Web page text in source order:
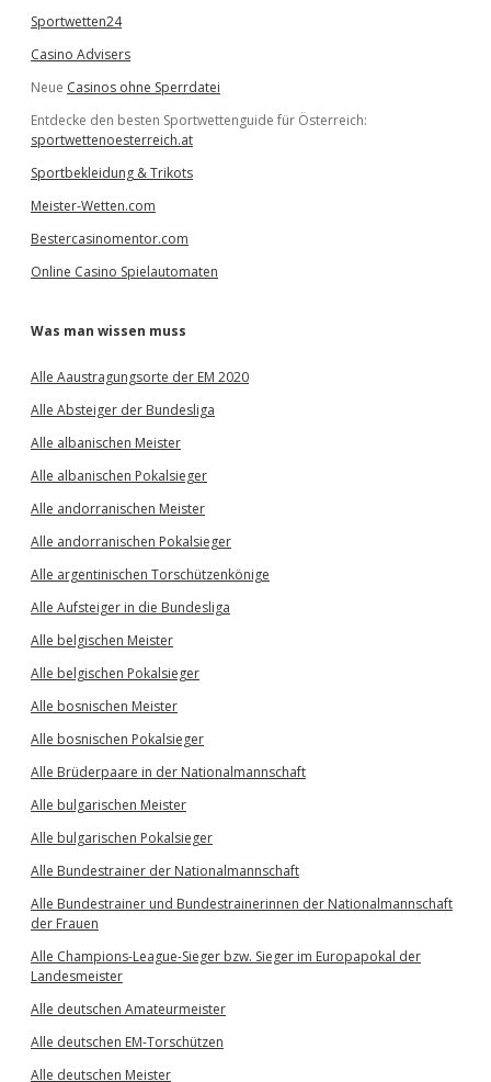
Sportwetten24
Casino Advisers
Neue Casinos ohne Sperrdatei
Entdecke den besten Sportwettenguide für Österreich:
sportwettenoesterreich.at
Sportbekleidung & Trikots
Meister-Wetten.com
Bestercasinomentor.com
Online Casino Spielautomaten
Was man wissen muss
Alle Aaustragungsorte der EM 2020
Alle Absteiger der Bundesliga
Alle albanischen Meister
Alle albanischen Pokalsieger
Alle andorranischen Meister
Alle andorranischen Pokalsieger
Alle argentinischen Torschützenkönige
Alle Aufsteiger in die Bundesliga
Alle belgischen Meister
Alle belgischen Pokalsieger
Alle bosnischen Meister
Alle bosnischen Pokalsieger
Alle Brüderpaare in der Nationalmannschaft
Alle bulgarischen Meister
Alle bulgarischen Pokalsieger
Alle Bundestrainer der Nationalmannschaft
Alle Bundestrainer und Bundestrainerinnen der Nationalmannschaft
der Frauen
Alle Champions-League-Sieger bzw. Sieger im Europapokal der
Landesmeister
Alle deutschen Amateurmeister
Alle deutschen EM-Torschützen
Alle deutschen Meister